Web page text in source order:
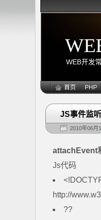
WEB开发
首页 PHP
JS事件监
2010年06月
attachEvent
Js代码
http://
??